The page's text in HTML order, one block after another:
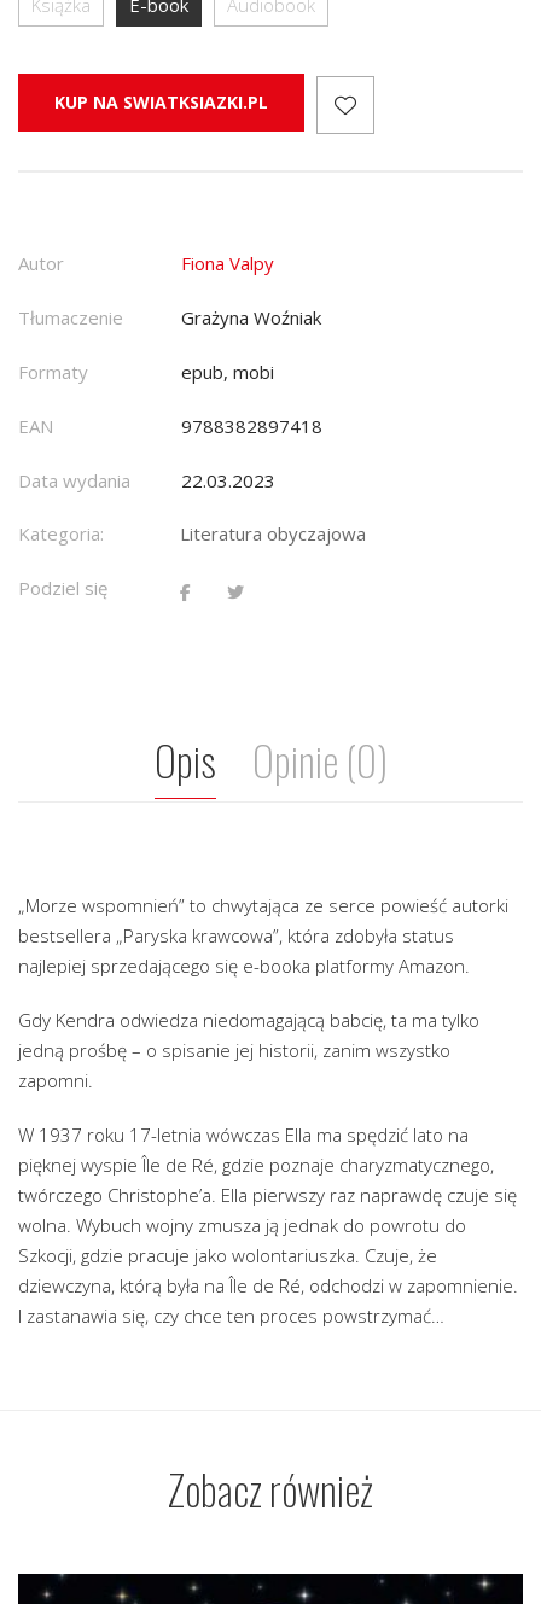
KUP NA SWIATKSIAZKI.PL
Autor Fiona Valpy
Tłumaczenie Grażyna Woźniak
Formaty epub, mobi
EAN 9788382897418
Data wydania 22.03.2023
Kategoria: Literatura obyczajowa
Podziel się
Opis Opinie (0)
„Morze wspomnień” to chwytająca ze serce powieść autorki
bestsellera „Paryska krawcowa”, która zdobyła status
najlepiej sprzedającego się e-booka platformy Amazon.
Gdy Kendra odwiedza niedomagającą babcię, ta ma tylko
jedną prośbę – o spisanie jej historii, zanim wszystko
zapomni.
W 1937 roku 17-letnia wówczas Ella ma spędzić lato na
pięknej wyspie Île de Ré, gdzie poznaje charyzmatycznego,
twórczego Christophe’a. Ella pierwszy raz naprawdę czuje się
wolna. Wybuch wojny zmusza ją jednak do powrotu do
Szkocji, gdzie pracuje jako wolontariuszka. Czuje, że
dziewczyna, którą była na Île de Ré, odchodzi w zapomnienie.
I zastanawia się, czy chce ten proces powstrzymać…
Zobacz również